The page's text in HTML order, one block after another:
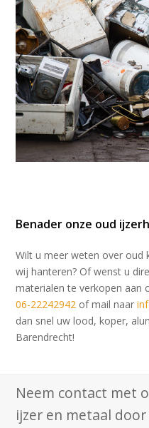
Benader onze oud
Wilt u meer weten over oud
wij hanteren? Of wenst u
materialen te verkopen aan
06-22242942 of mail naar
dan snel uw lood, koper,
Barendrecht!
Neem contact met
ijzer en metaal